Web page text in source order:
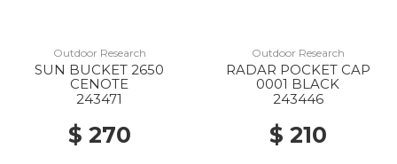
Outdoor Research
SUN BUCKET 2650
CENOTE
243471
$ 270
Outdoor Research
RADAR POCKET CAP
0001 BLACK
243446
$ 210